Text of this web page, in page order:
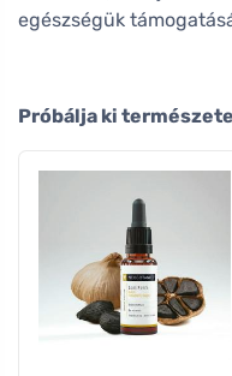
egészségük
Próbálja ki